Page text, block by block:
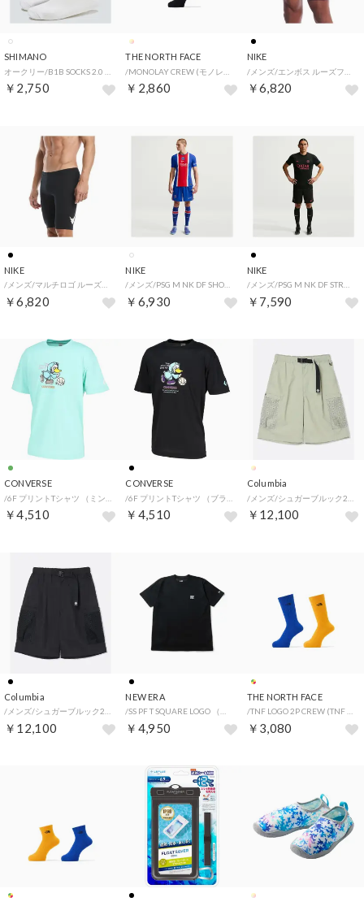
SHIMANO
￥2,750
THE NORTH FACE
￥2,860
NIKE
￥6,820
NIKE
￥6,820
NIKE
￥6,930
NIKE
￥7,590
CONVERSE
￥4,510
CONVERSE
￥4,510
Columbia
￥12,100
Columbia
￥12,100
NEW ERA
￥4,950
THE NORTH FACE
￥3,080